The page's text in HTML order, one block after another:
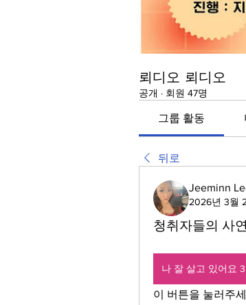
뢰디오 뢰디오
공개 · 회원 47명
그룹 활동
뒤로
Jeeminn
2026년 3월
청취자들의 사
나 잘 살고 있어요 3
이 버튼을 눌러주